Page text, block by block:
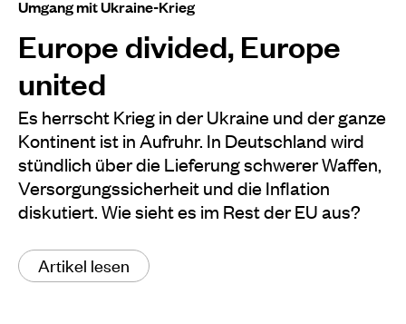
Umgang mit Ukraine-Krieg
Europe divided, Europe
united
Es herrscht Krieg in der Ukraine und der ganze
Kontinent ist in Aufruhr. In Deutschland wird
stündlich über die Lieferung schwerer Waffen,
Versorgungssicherheit und die Inflation
diskutiert. Wie sieht es im Rest der EU aus?
Artikel lesen